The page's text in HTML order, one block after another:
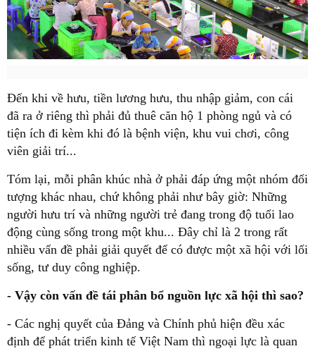
Đến khi về hưu, tiền lương hưu, thu nhập giảm, con cái
đã ra ở riêng thì phải đủ thuê căn hộ 1 phòng ngủ và có
tiện ích đi kèm khi đó là bệnh viện, khu vui chơi, công
viên giải trí...
Tóm lại, mỗi phân khúc nhà ở phải đáp ứng một nhóm đối
tượng khác nhau, chứ không phải như bây giờ: Những
người hưu trí và những người trẻ đang trong độ tuổi lao
động cùng sống trong một khu... Đây chỉ là 2 trong rất
nhiều vấn đề phải giải quyết để có được một xã hội với lối
sống, tư duy công nghiệp.
- Vậy còn vấn đề tái phân bổ nguồn lực xã hội thì sao?
- Các nghị quyết của Đảng và Chính phủ hiện đều xác
định để phát triển kinh tế Việt Nam thì ngoại lực là quan